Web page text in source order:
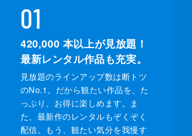
01
420,000 本以上が見放題！
最新レンタル作品も充実。
見放題のラインアップ数は断トツ
のNo.1。だから観たい作品を、た
っぷり、お得に楽しめます。ま
た、最新作のレンタルもぞくぞく
配信。もう、観たい気分を我慢す